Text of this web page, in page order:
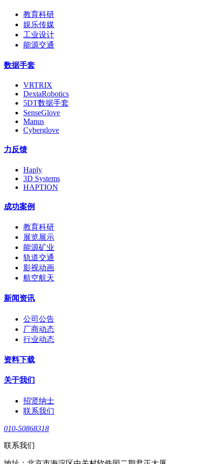
教育科研
娱乐传媒
工业设计
能源交通
数据手套
VRTRIX
DextaRobotics
5DT数据手套
SenseGlove
Manus
Cyberglove
力反馈
Haply
3D Systems
HAPTION
成功案例
教育科研
展览展示
能源矿业
轨道交通
影视动画
航空航天
新闻资讯
公司公告
厂商动态
行业动态
资料下载
关于我们
招贤纳士
联系我们
010-50868318
联系我们